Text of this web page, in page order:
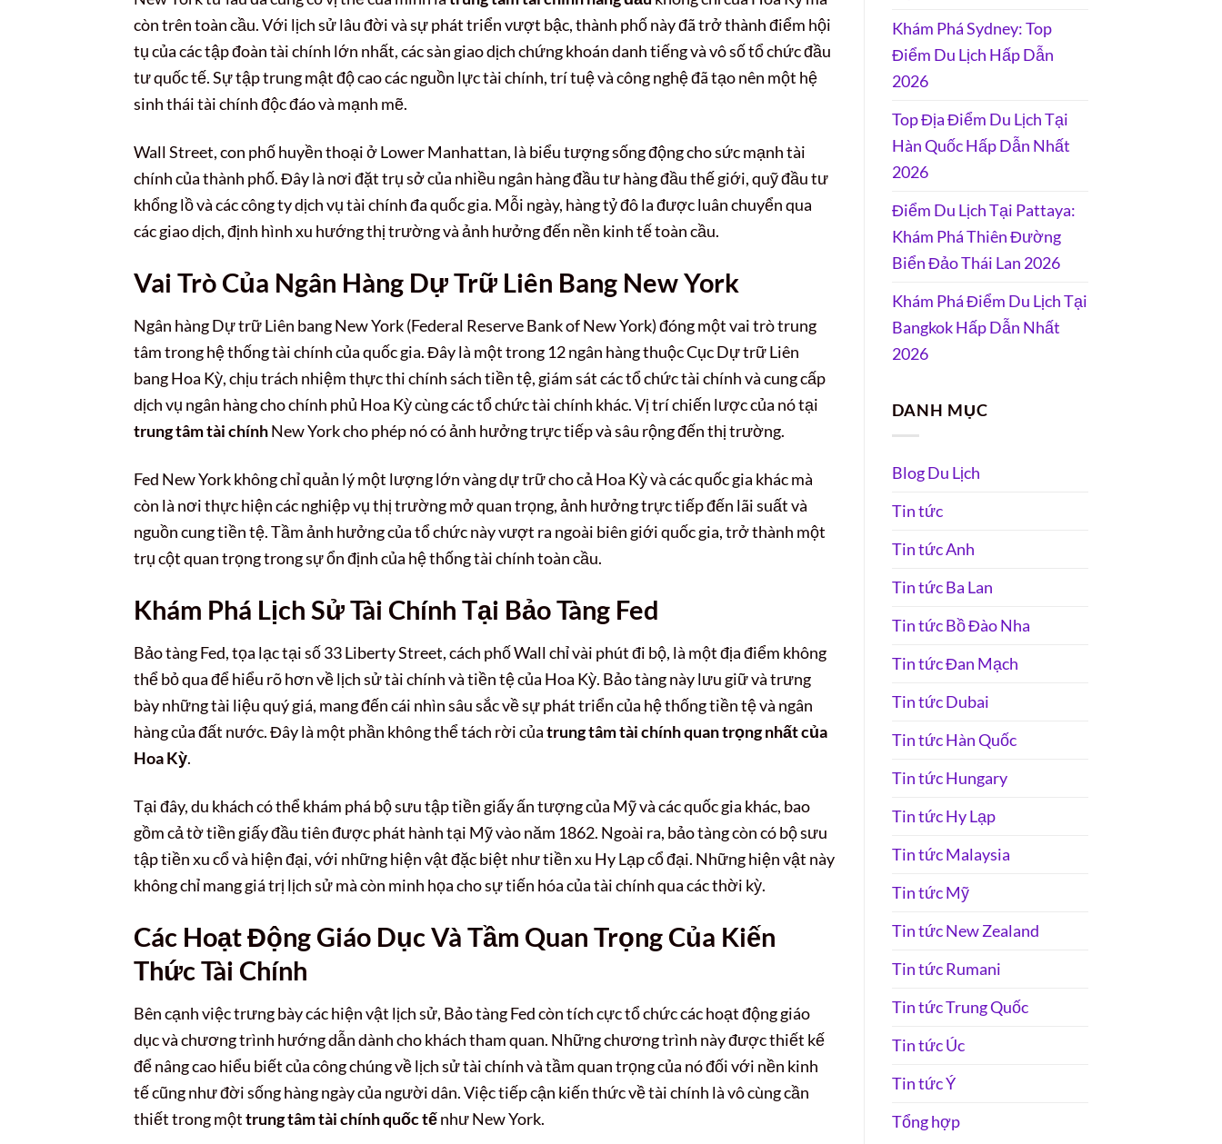
còn trên toàn cầu. Với lịch sử lâu đời và sự phát triển vượt bậc, thành phố này đã trở thành điểm hội
tụ của các tập đoàn tài chính lớn nhất, các sàn giao dịch chứng khoán danh tiếng và vô số tổ chức đầu
tư quốc tế. Sự tập trung mật độ cao các nguồn lực tài chính, trí tuệ và công nghệ đã tạo nên một hệ
sinh thái tài chính độc đáo và mạnh mẽ.
Wall Street, con phố huyền thoại ở Lower Manhattan, là biểu tượng sống động cho sức mạnh tài
chính của thành phố. Đây là nơi đặt trụ sở của nhiều ngân hàng đầu tư hàng đầu thế giới, quỹ đầu tư
khổng lồ và các công ty dịch vụ tài chính đa quốc gia. Mỗi ngày, hàng tỷ đô la được luân chuyển qua
các giao dịch, định hình xu hướng thị trường và ảnh hưởng đến nền kinh tế toàn cầu.
Vai Trò Của Ngân Hàng Dự Trữ Liên Bang New York
Ngân hàng Dự trữ Liên bang New York (Federal Reserve Bank of New York) đóng một vai trò trung
tâm trong hệ thống tài chính của quốc gia. Đây là một trong 12 ngân hàng thuộc Cục Dự trữ Liên
bang Hoa Kỳ, chịu trách nhiệm thực thi chính sách tiền tệ, giám sát các tổ chức tài chính và cung cấp
dịch vụ ngân hàng cho chính phủ Hoa Kỳ cùng các tổ chức tài chính khác. Vị trí chiến lược của nó tại
trung tâm tài chínhNew York cho phép nó có ảnh hưởng trực tiếp và sâu rộng đến thị trường.
Fed New York không chỉ quản lý một lượng lớn vàng dự trữ cho cả Hoa Kỳ và các quốc gia khác mà
còn là nơi thực hiện các nghiệp vụ thị trường mở quan trọng, ảnh hưởng trực tiếp đến lãi suất và
nguồn cung tiền tệ. Tầm ảnh hưởng của tổ chức này vượt ra ngoài biên giới quốc gia, trở thành một
trụ cột quan trọng trong sự ổn định của hệ thống tài chính toàn cầu.
Khám Phá Lịch Sử Tài Chính Tại Bảo Tàng Fed
Bảo tàng Fed, tọa lạc tại số 33 Liberty Street, cách phố Wall chỉ vài phút đi bộ, là một địa điểm không
thể bỏ qua để hiểu rõ hơn về lịch sử tài chính và tiền tệ của Hoa Kỳ. Bảo tàng này lưu giữ và trưng
bày những tài liệu quý giá, mang đến cái nhìn sâu sắc về sự phát triển của hệ thống tiền tệ và ngân
hàng của đất nước. Đây là một phần không thể tách rời củatrung tâm tài chính quan trọng nhất của
Hoa Kỳ.
Tại đây, du khách có thể khám phá bộ sưu tập tiền giấy ấn tượng của Mỹ và các quốc gia khác, bao
gồm cả tờ tiền giấy đầu tiên được phát hành tại Mỹ vào năm 1862. Ngoài ra, bảo tàng còn có bộ sưu
tập tiền xu cổ và hiện đại, với những hiện vật đặc biệt như tiền xu Hy Lạp cổ đại. Những hiện vật này
không chỉ mang giá trị lịch sử mà còn minh họa cho sự tiến hóa của tài chính qua các thời kỳ.
Các Hoạt Động Giáo Dục Và Tầm Quan Trọng Của Kiến
Thức Tài Chính
Bên cạnh việc trưng bày các hiện vật lịch sử, Bảo tàng Fed còn tích cực tổ chức các hoạt động giáo
dục và chương trình hướng dẫn dành cho khách tham quan. Những chương trình này được thiết kế
để nâng cao hiểu biết của công chúng về lịch sử tài chính và tầm quan trọng của nó đối với nền kinh
tế cũng như đời sống hàng ngày của người dân. Việc tiếp cận kiến thức về tài chính là vô cùng cần
thiết trong mộttrung tâm tài chính quốc tếnhư New York.
Khám Phá Sydney: Top
Điểm Du Lịch Hấp Dẫn
2026
Top Địa Điểm Du Lịch Tại
Hàn Quốc Hấp Dẫn Nhất
2026
Điểm Du Lịch Tại Pattaya:
Khám Phá Thiên Đường
Biển Đảo Thái Lan 2026
Khám Phá Điểm Du Lịch Tại
Bangkok Hấp Dẫn Nhất
2026
DANH MỤC
Blog Du Lịch
Tin tức
Tin tức Anh
Tin tức Ba Lan
Tin tức Bồ Đào Nha
Tin tức Đan Mạch
Tin tức Dubai
Tin tức Hàn Quốc
Tin tức Hungary
Tin tức Hy Lạp
Tin tức Malaysia
Tin tức Mỹ
Tin tức New Zealand
Tin tức Rumani
Tin tức Trung Quốc
Tin tức Úc
Tin tức Ý
Tổng hợp